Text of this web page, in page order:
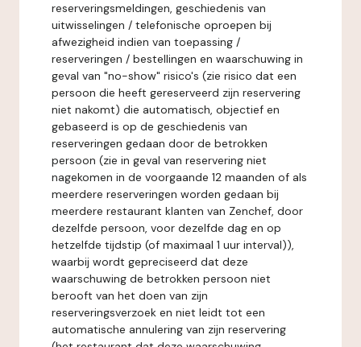
reserveringsmeldingen, geschiedenis van
uitwisselingen / telefonische oproepen bij
afwezigheid indien van toepassing /
reserveringen / bestellingen en waarschuwing in
geval van "no-show" risico's (zie risico dat een
persoon die heeft gereserveerd zijn reservering
niet nakomt) die automatisch, objectief en
gebaseerd is op de geschiedenis van
reserveringen gedaan door de betrokken
persoon (zie in geval van reservering niet
nagekomen in de voorgaande 12 maanden of als
meerdere reserveringen worden gedaan bij
meerdere restaurant klanten van Zenchef, door
dezelfde persoon, voor dezelfde dag en op
hetzelfde tijdstip (of maximaal 1 uur interval)),
waarbij wordt gepreciseerd dat deze
waarschuwing de betrokken persoon niet
berooft van het doen van zijn
reserveringsverzoek en niet leidt tot een
automatische annulering van zijn reservering